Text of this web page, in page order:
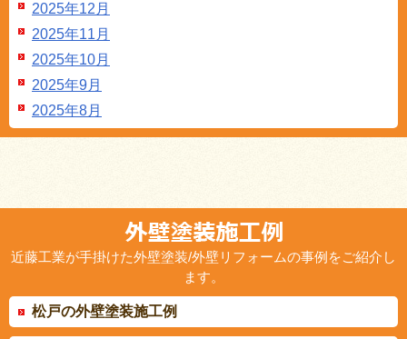
2025年12月
2025年11月
2025年10月
2025年9月
2025年8月
近藤工業が手掛けた外壁塗装/外壁リフォームの事例をご紹介し
ます。
松戸の外壁塗装施工例